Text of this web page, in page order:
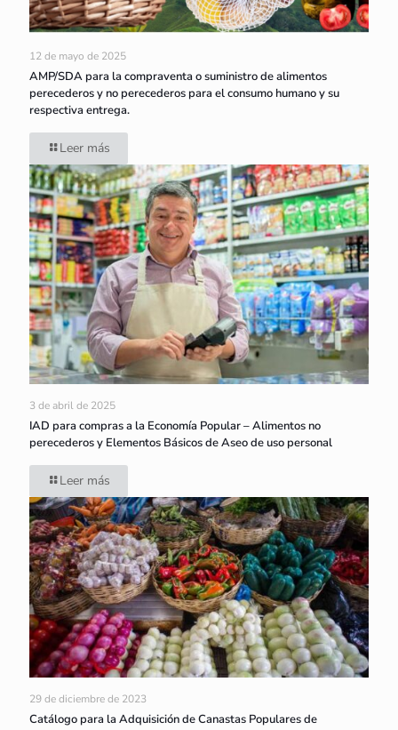
12 de mayo de 2025
AMP/SDA para la compraventa o suministro de alimentos
perecederos y no perecederos para el consumo humano y su
respectiva entrega.
Leer más
3 de abril de 2025
IAD para compras a la Economía Popular – Alimentos no
perecederos y Elementos Básicos de Aseo de uso personal
Leer más
29 de diciembre de 2023
Catálogo para la Adquisición de Canastas Populares de